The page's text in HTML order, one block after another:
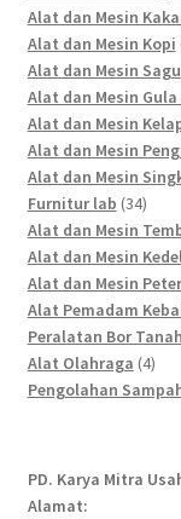
Alat dan Mesin
Alat dan Mesin Kopi
Alat dan Mesin Sagu
Alat dan Mesin
Alat dan Mesin
Alat dan Mesin
Alat dan Mesin
Furnitur lab 3434
Alat dan Mesin
Alat dan Mesin
Alat dan Mesin
Alat Pemadam
Peralatan Bor Tanah
Alat Olahraga 44
Pengolahan
PD. Karya Mitra
Alamat: